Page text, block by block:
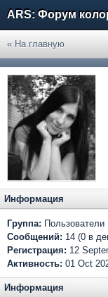
ARS: Форум
« На главную
Информация
Группа: Пользователи
Сообщений: 14 (0 в
Регистрация: 12
Активность: 01 Oct
Информация